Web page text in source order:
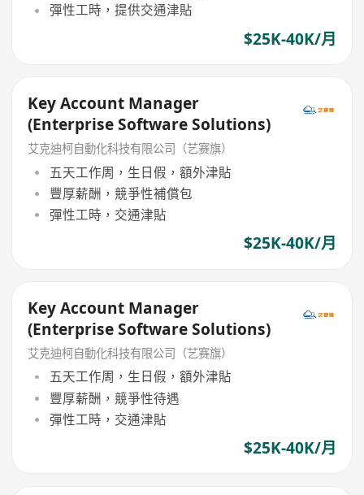
彈性工時，提供交通津貼
$25K-40K/月
Key Account Manager
(Enterprise Software Solutions)
艾克迪柯自動化科技有限公司（艺赛旗）
五天工作周，生日假，額外津貼
豐厚薪酬，競爭性補償包
彈性工時，交通津貼
$25K-40K/月
Key Account Manager
(Enterprise Software Solutions)
艾克迪柯自動化科技有限公司（艺赛旗）
五天工作周，生日假，額外津貼
豐厚薪酬，競爭性待遇
彈性工時，交通津貼
$25K-40K/月